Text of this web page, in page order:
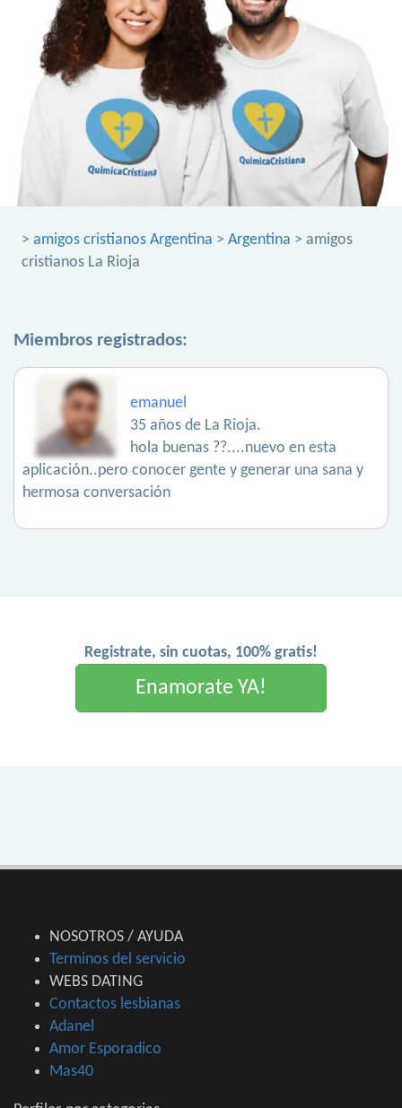
> amigos cristianos Argentina > Argentina > amigos
cristianos La Rioja
Miembros registrados:
emanuel
35 años de La Rioja.
hola buenas ??....nuevo en esta
aplicación..pero conocer gente y generar una sana y
hermosa conversación
Registrate, sin cuotas, 100% gratis!
Enamorate YA!
NOSOTROS / AYUDA
Terminos del servicio
WEBS DATING
Contactos lesbianas
Adanel
Amor Esporadico
Mas40